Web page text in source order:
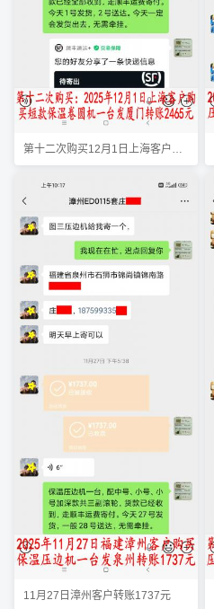
第十二次购买12月1日上海客户转账2465元
11月27日漳州客户转账1737元